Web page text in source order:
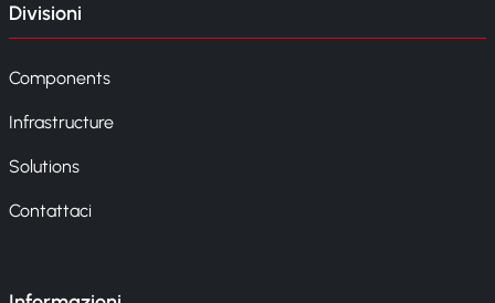
Divisioni
Components
Infrastructure
Solutions
Contattaci